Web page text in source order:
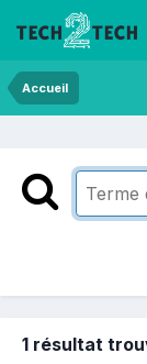
Accueil
1 résultat